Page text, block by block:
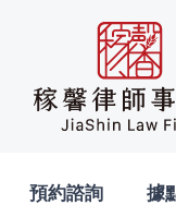
預約諮詢 據